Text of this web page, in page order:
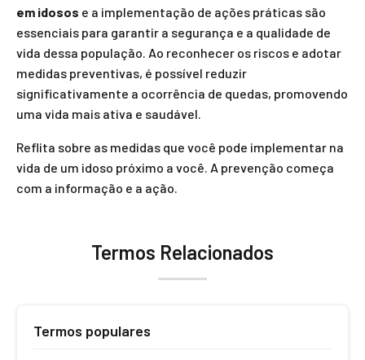
em idosos e a implementação de ações práticas são
essenciais para garantir a segurança e a qualidade de
vida dessa população. Ao reconhecer os riscos e adotar
medidas preventivas, é possível reduzir
significativamente a ocorrência de quedas, promovendo
uma vida mais ativa e saudável.
Reflita sobre as medidas que você pode implementar na
vida de um idoso próximo a você. A prevenção começa
com a informação e a ação.
Termos Relacionados
Termos populares